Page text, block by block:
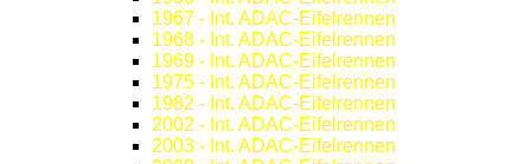
1967 - Int. ADAC-Eifelrennen
1968 - Int. ADAC-Eifelrennen
1969 - Int. ADAC-Eifelrennen
1975 - Int. ADAC-Eifelrennen
1982 - Int. ADAC-Eifelrennen
2002 - Int. ADAC-Eifelrennen
2003 - Int. ADAC-Eifelrennen